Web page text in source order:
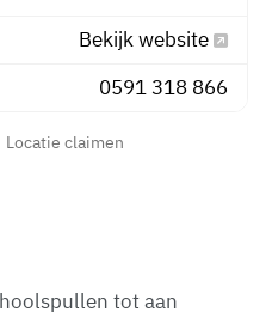
tot aan
Bekijk website
0591 318 866
Locatie claimen